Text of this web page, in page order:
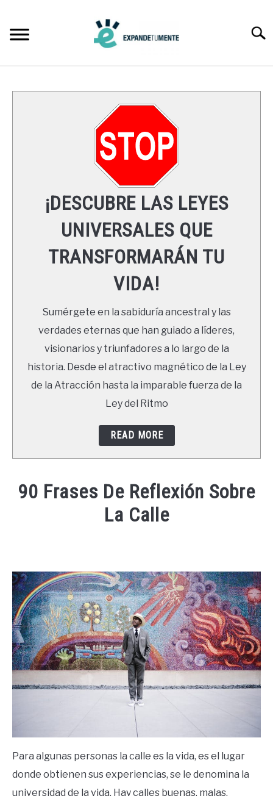
content
LEYES UNIVERSALES
RECURSOS
NEWSLETTER
¡DESCUBRE LAS LEYES
UNIVERSALES QUE
TRANSFORMARÁN TU
VIDA!
Sumérgete en la sabiduría ancestral y las
verdades eternas que han guiado a líderes,
visionarios y triunfadores a lo largo de la
historia. Desde el atractivo magnético de la Ley
de la Atracción hasta la imparable fuerza de la
Ley del Ritmo
READ MORE
90 Frases De Reflexión Sobre
La Calle
in
Frases
Para algunas personas la calle es la vida, es el lugar
donde obtienen sus experiencias, se le denomina la
universidad de la vida. Hay calles buenas, malas,